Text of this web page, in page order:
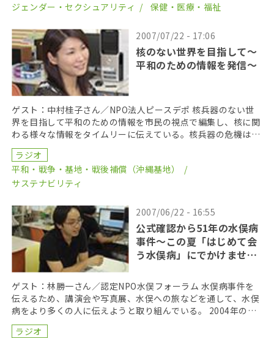
ジェンダー・セクシュアリティ
保健・医療・福祉
2007/07/22 - 17:06
核のない世界を目指して～
平和のための情報を発信～
ゲスト：中村桂子さん／NPO法人ピースデポ 核兵器のない世
界を目指して平和のための情報を市民の視点で編集し、核に関
わる様々な情報をタイムリーに伝えている。核兵器の危機は私
たちの日常にどのように関わっているのか？北朝鮮の核 […]
ラジオ
平和・戦争・基地・戦後補償（沖縄基地）
サステナビリティ
2007/06/22 - 16:55
公式確認から51年の水俣病
事件～この夏「はじめて会
う水俣病」にでかけません
ゲスト：林勝一さん／認定NPO水俣フォーラム 水俣病事件を
伝えるため、講演会や写真展、水俣への旅などを通して、水俣
病をより多くの人に伝えようと取り組んでいる。 2004年の最
高裁判決後、患者を取り巻く状況は変わったのだろ […]
ラジオ